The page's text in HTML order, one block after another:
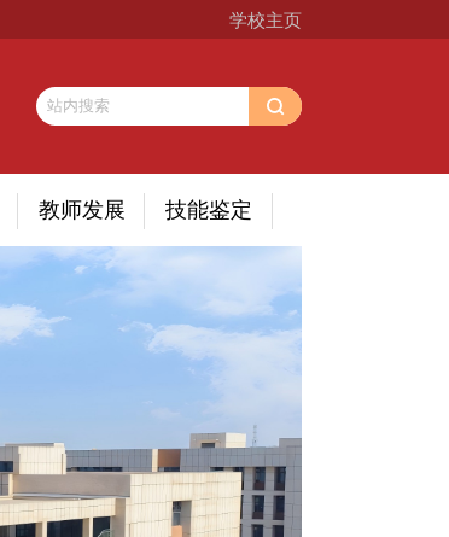
学校主页
教师发展 技能鉴定